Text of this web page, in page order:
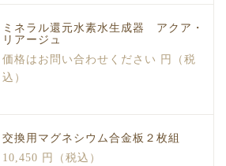
ミネラル還元水素水生成器 アクア・
リアージュ
価格はお問い合わせください 円（税
込）
交換用マグネシウム合金板２枚組
10,450 円（税込）